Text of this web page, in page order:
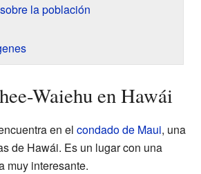
la población
Waiehu en Hawái
en el condado de Maui, una
de Hawái. Es un lugar con una
muy interesante.